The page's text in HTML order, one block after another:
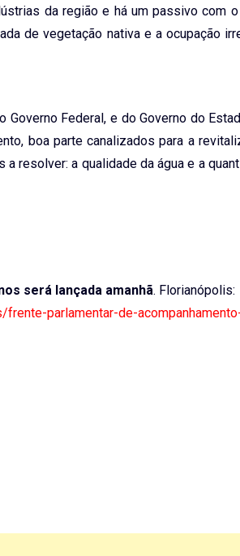
da região e há um passivo com
de vegetação nativa e a ocupação
Federal, e do Governo do
boa parte canalizados para a
resolver: a qualidade da água e a
será lançada amanhã. Florianópolis:
parlamentar-de-